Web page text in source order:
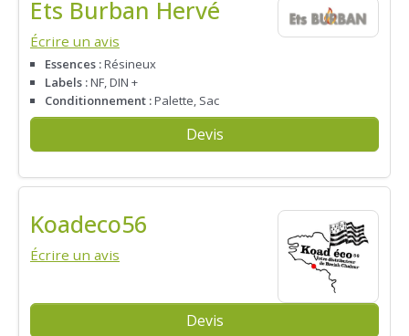
Ets Burban Hervé
Écrire un avis
Essences :Résineux
Labels :NF, DIN +
Conditionnement :Palette, Sac
Devis
Koadeco56
Écrire un avis
Devis